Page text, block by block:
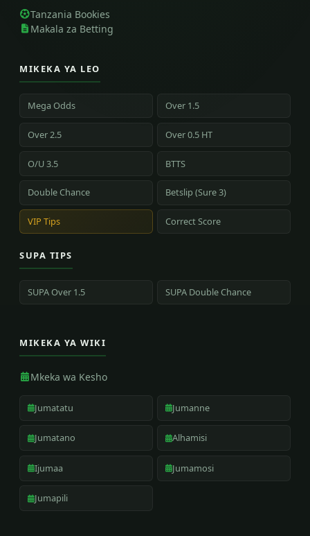
Tanzania Bookies
Makala za Betting
MIKEKA YA LEO
Mega Odds Over 1.5
Over 2.5 Over 0.5 HT
O/U 3.5 BTTS
Double Chance Betslip (Sure 3)
VIP Tips Correct Score
SUPA TIPS
SUPA Over 1.5 SUPA Double Chance
MIKEKA YA WIKI
Mkeka wa Kesho
Jumatatu Jumanne
Jumatano Alhamisi
Ijumaa Jumamosi
Jumapili